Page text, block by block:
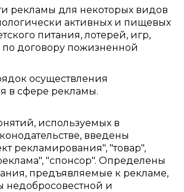
рекламы для некоторых видов
активных и пищевых
питания, лотерей, игр,
по договору пожизненной
осуществления
в сфере рекламы.
используемых в
введены
рекламирования", "товар",
"спонсор". Определены
предъявляемые к рекламе,
недобросовестной и